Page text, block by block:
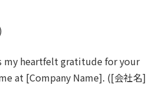
my heartfelt gratitude for your
at [Company Name]. ([会社名]